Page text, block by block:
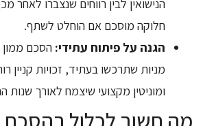
הנישואין לבין רווחים שנצברו לאחר
חלוקה מוסכם אם הוחלט לשתף.
הגנה על פיתוח עתידי: הסכם ממון
מניות שתרכשו בעתיד, זכויות קניין
ומוניטין מקצועי שיצמח לאורך שנות